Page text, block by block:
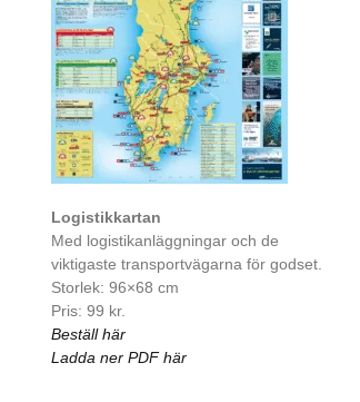
Logistikkartan
Med logistikanläggningar och de
viktigaste transportvägarna för godset.
Storlek: 96×68 cm
Pris: 99 kr.
Beställ här
Ladda ner PDF här